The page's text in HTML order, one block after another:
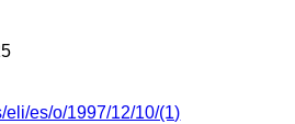
eli/es/o/1997/12/10/(1)